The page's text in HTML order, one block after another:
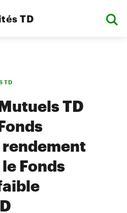
TD
TD
TD
Fonds